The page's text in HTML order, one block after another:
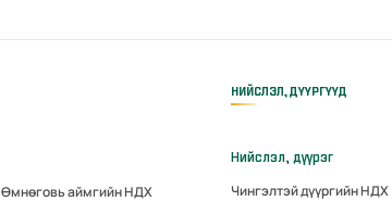
Өмнөговь аймгийн НДХ
НИЙСЛЭЛ, ДҮҮРГҮҮД
Нийслэл, дүүрэг
Чингэлтэй дүүргийн НДХ